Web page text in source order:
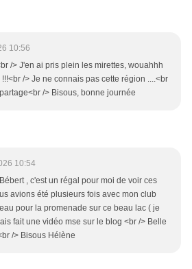
10:56
/> J'en ai pris plein les mirettes, wouahhh
/> Je ne connais pas cette région ....<br
/> Bisous, bonne journée
10:54
, c'est un régal pour moi de voir ces
avions été plusieurs fois avec mon club
pour la promenade sur ce beau lac ( je
fait une vidéo mse sur le blog <br /> Belle
/> Bisous Hélène